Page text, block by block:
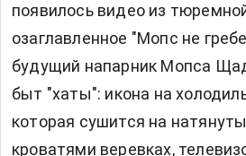
появилось видео из
озаглавленное "Мопс не
будущий напарник Мопса
быт "хаты": икона на
которая сушится на
кроватями веревках,